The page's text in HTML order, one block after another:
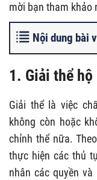
mời bạn tham khảo
Nội dung bài
1. Giải thể
Giải thể là việc
không còn hoặc
chỉnh thể nữa.
thực hiện các thủ
nhân các quyền